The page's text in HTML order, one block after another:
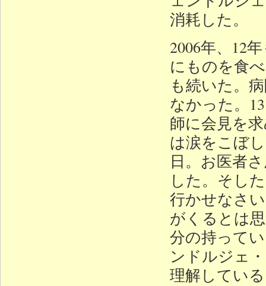
消耗した。
2006年、12
にものを食
も続いた。
なかった。
師に会見を
は涙をこぼ
日。お医者
した。そし
行かせなさ
がくるとは
分の持って
ンドルジェ
理解してい